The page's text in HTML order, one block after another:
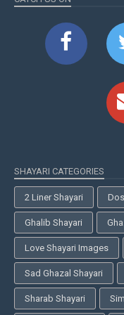
SHAYARI CATEGORIES
2 Liner Shayari
Ghalib Shayari
Love Shayari Images
Sad Ghazal Shayari
Sharab Shayari